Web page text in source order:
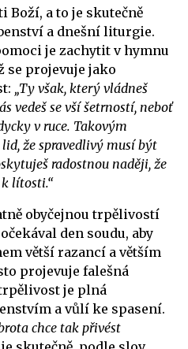
a to je skutečně
a dnešní liturgie.
je zachytit v hymnu
se projevuje jako
„Ty však, který vládneš
vedeš se vší šetrností, neboť
v ruce. Takovým
že spravedlivý musí být
radostnou naději, že
lítosti.“
obyčejnou trpělivostí
den soudu, aby
větší razancí a větším
projevuje falešná
je plná
a vůlí ke spasení.
chce tak přivést